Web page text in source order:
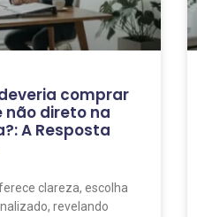
comprar
não direto na
A Resposta
clareza, escolha
revelando